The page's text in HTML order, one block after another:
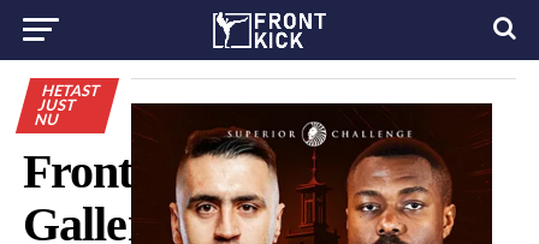
HETAST
JUST
NU
Frontkick’s
Gallery: